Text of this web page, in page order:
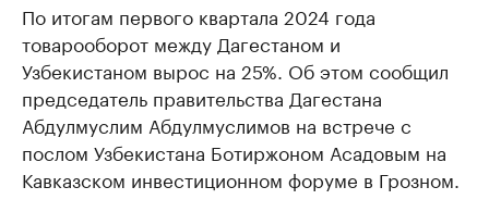
По итогам первого квартала 2024 года
товарооборот между Дагестаном и
Узбекистаном вырос на 25%. Об этом сообщил
председатель правительства Дагестана
Абдулмуслим Абдулмуслимов на встрече с
послом Узбекистана Ботиржоном Асадовым на
Кавказском инвестиционном форуме в Грозном.